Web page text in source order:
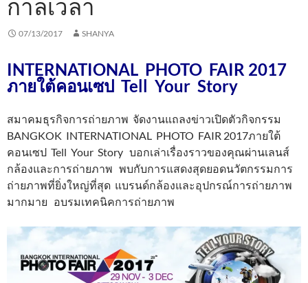
กาลเวลา
07/13/2017 SHANYA
INTERNATIONAL PHOTO FAIR 2017
ภายใต้คอนเซป Tell Your Story
สมาคมธุรกิจการถ่ายภาพ จัดงานแถลงข่าวเปิดตัวกิจกรรม
BANGKOK INTERNATIONAL PHOTO FAIR 2017ภายใต้
คอนเซป Tell Your Story บอกเล่าเรื่องราวของคุณผ่านเลนส์
กล้องและการถ่ายภาพ พบกับการแสดงสุดยอดนวัตกรรมการ
ถ่ายภาพที่ยิ่งใหญ่ที่สุด แบรนด์กล้องและอุปกรณ์การถ่ายภาพ
มากมาย อบรมเทคนิคการถ่ายภาพ